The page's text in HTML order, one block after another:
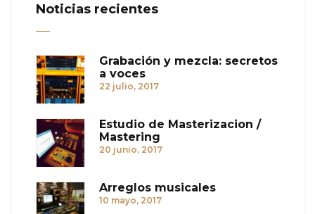
Noticias recientes
Grabación y mezcla: secretos
a voces
22 julio, 2017
Estudio de Masterizacion /
Mastering
20 junio, 2017
Arreglos musicales
10 mayo, 2017